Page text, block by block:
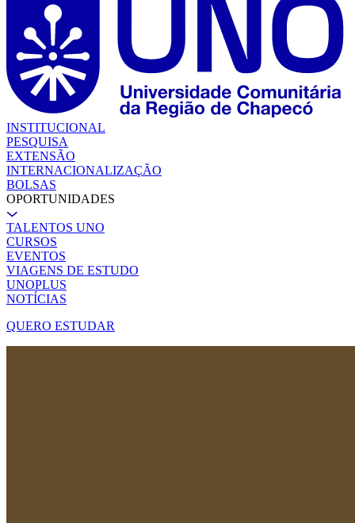
INSTITUCIONAL
PESQUISA
EXTENSÃO
INTERNACIONALIZAÇÃO
BOLSAS
OPORTUNIDADES
TALENTOS UNO
CURSOS
EVENTOS
VIAGENS DE ESTUDO
UNOPLUS
NOTÍCIAS
QUERO ESTUDAR